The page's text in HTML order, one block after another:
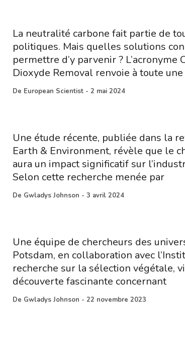
La neutralité carbone fait partie de
politiques. Mais quelles solutions
permettre d’y parvenir ? L’acronyme
Dioxyde Removal renvoie à toute une
De European Scientist - 2 mai 2024
Une étude récente, publiée dans la
Earth & Environment, révèle que le
aura un impact significatif sur
Selon cette recherche menée par
De Gwladys Johnson - 3 avril 2024
Une équipe de chercheurs des
Potsdam, en collaboration avec
recherche sur la sélection végétale,
découverte fascinante concernant
De Gwladys Johnson - 22 novembre 2023